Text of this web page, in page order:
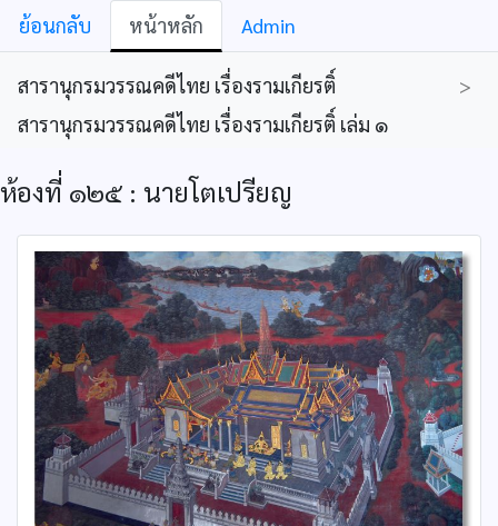
ย้อนกลับ หน้าหลัก Admin
สารานุกรมวรรณคดีไทย เรื่องรามเกียรติ์
>
สารานุกรมวรรณคดีไทย เรื่องรามเกียรติ์ เล่ม ๑
ห้องที่ ๑๒๕ : นายโตเปรียญ